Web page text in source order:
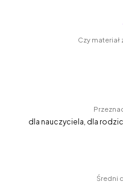
Czy
dla nauczyciela, dla
Średni